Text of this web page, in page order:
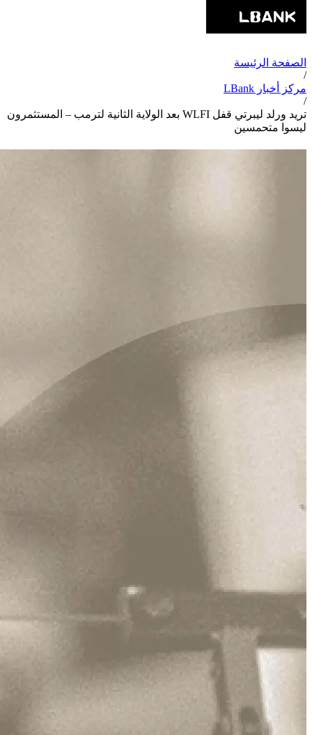
الصفحة الرئيسة
/
مركز أخبار LBank
/
تريد ورلد ليبرتي قفل WLFI بعد الولاية الثانية لترمب – المستثمرون
ليسوا متحمسين